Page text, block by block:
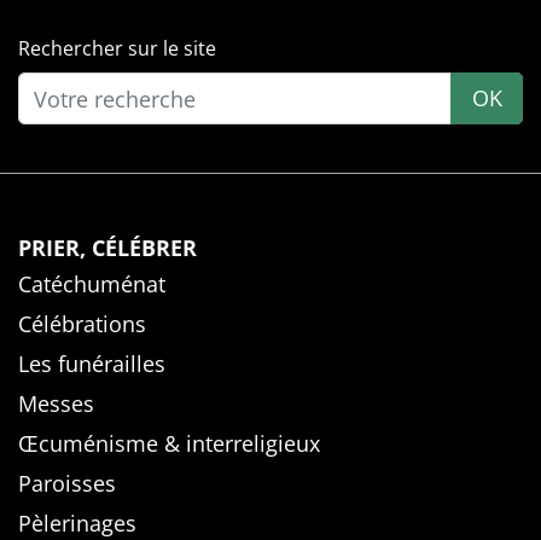
Rechercher sur le site
OK
PRIER, CÉLÉBRER
Catéchuménat
Célébrations
Les funérailles
Messes
Œcuménisme & interreligieux
Paroisses
Pèlerinages